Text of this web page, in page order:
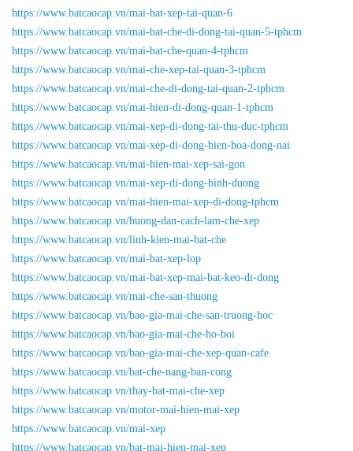
https://www.batcaocap.vn/mai-bat-xep-tai-quan-6
https://www.batcaocap.vn/mai-bat-che-di-dong-tai-quan-5-tphcm
https://www.batcaocap.vn/mai-bat-che-quan-4-tphcm
https://www.batcaocap.vn/mai-che-xep-tai-quan-3-tphcm
https://www.batcaocap.vn/mai-che-di-dong-tai-quan-2-tphcm
https://www.batcaocap.vn/mai-hien-di-dong-quan-1-tphcm
https://www.batcaocap.vn/mai-xep-di-dong-tai-thu-duc-tphcm
https://www.batcaocap.vn/mai-xep-di-dong-bien-hoa-dong-nai
https://www.batcaocap.vn/mai-hien-mai-xep-sai-gon
https://www.batcaocap.vn/mai-xep-di-dong-binh-duong
https://www.batcaocap.vn/mai-hien-mai-xep-di-dong-tphcm
https://www.batcaocap.vn/huong-dan-cach-lam-che-xep
https://www.batcaocap.vn/linh-kien-mai-bat-che
https://www.batcaocap.vn/mai-bat-xep-lop
https://www.batcaocap.vn/mai-bat-xep-mai-bat-keo-di-dong
https://www.batcaocap.vn/mai-che-san-thuong
https://www.batcaocap.vn/bao-gia-mai-che-san-truong-hoc
https://www.batcaocap.vn/bao-gia-mai-che-ho-boi
https://www.batcaocap.vn/bao-gia-mai-che-xep-quan-cafe
https://www.batcaocap.vn/bat-che-nang-ban-cong
https://www.batcaocap.vn/thay-bat-mai-che-xep
https://www.batcaocap.vn/motor-mai-hien-mai-xep
https://www.batcaocap.vn/mai-xep
https://www.batcaocap.vn/bat-mai-hien-mai-xep